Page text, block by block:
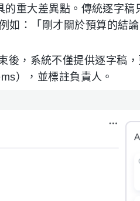
的重大差異點。傳統逐字
如：「剛才關於預算的結
後，系統不僅提供逐字稿
），並標註負責人。